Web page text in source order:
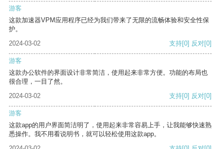
游客
这款加速器VPM应用程序已经为我们带来了无限的流畅体验和安全性保
护。
2024-03-02
支持[0] 反对[0]
游客
这款办公软件的界面设计非常简洁，使用起来非常方便。功能的布局也
很合理，一目了然。
2024-03-02
支持[0] 反对[0]
游客
这款app的用户界面简洁明了，使用起来非常容易上手，让我能够快速熟
悉操作。我不用看说明书，就可以轻松使用这款app。